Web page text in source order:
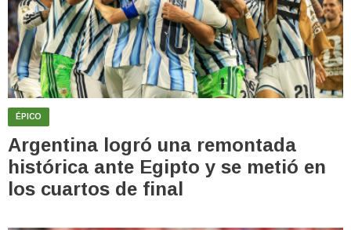
ÉPICO
Argentina logró una remontada
histórica ante Egipto y se metió en
los cuartos de final